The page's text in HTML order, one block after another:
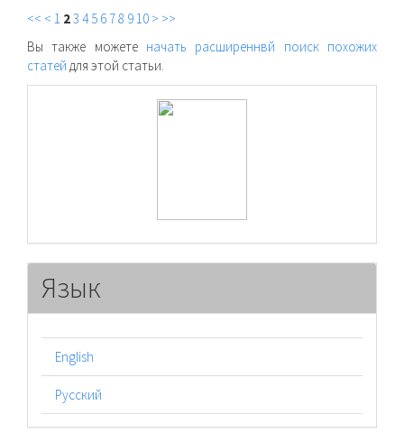
<< < 1 23 4 5 6 78 9 10 > >>
Вы также можете начать расширеннвй поиск похожих
статей для этой статьи.
Язык
English
Русский